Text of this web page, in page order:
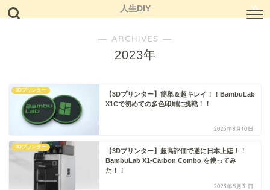
人生DIY
― ARCHIVES ―
2023年
3Dプリンター
【3Dプリンター】簡単＆超キレイ！！BambuLab
X1Cで初めての多色印刷に挑戦！！
2023年8月10日
3Dプリンター
【3Dプリンター】超高評価で遂に日本上陸！！
BambuLab X1-Carbon Combo を使ってみ
た！！
2023年5月31日